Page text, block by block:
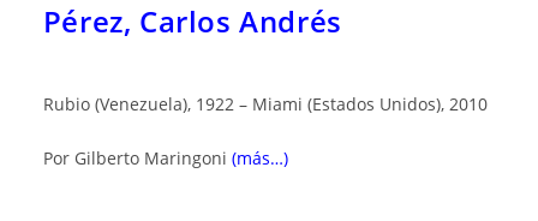
Pérez, Carlos Andrés
Rubio (Venezuela), 1922 – Miami (Estados Unidos), 2010
Por Gilberto Maringoni (más…)